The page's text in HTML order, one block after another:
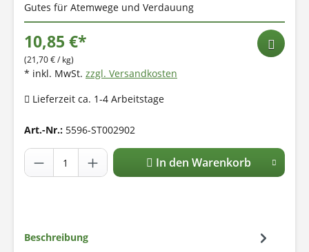
Gutes für Atemwege und Verdauung
10,85 €*
(21,70 € / kg)
* inkl. MwSt. zzgl. Versandkosten
Lieferzeit ca. 1-4 Arbeitstage
Art.-Nr.: 5596-ST002902
In den Warenkorb
Beschreibung